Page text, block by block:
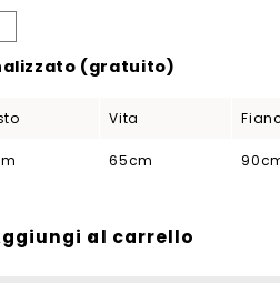
(gratuito)
Vita
65cm
al carrello